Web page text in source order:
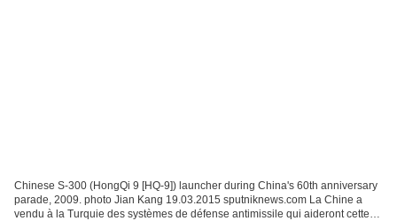
Chinese S-300 (HongQi 9 [HQ-9]) launcher during China's 60th anniversary
parade, 2009. photo Jian Kang 19.03.2015 sputniknews.com La Chine a
vendu à la Turquie des systèmes de défense antimissile qui aideront cette